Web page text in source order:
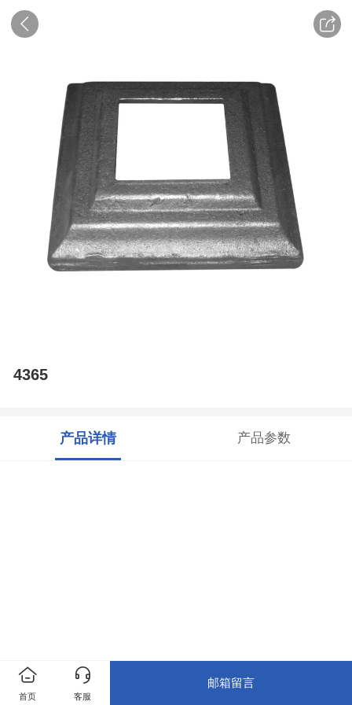
4365
产品详情 产品参数
首页 客服
邮箱留言